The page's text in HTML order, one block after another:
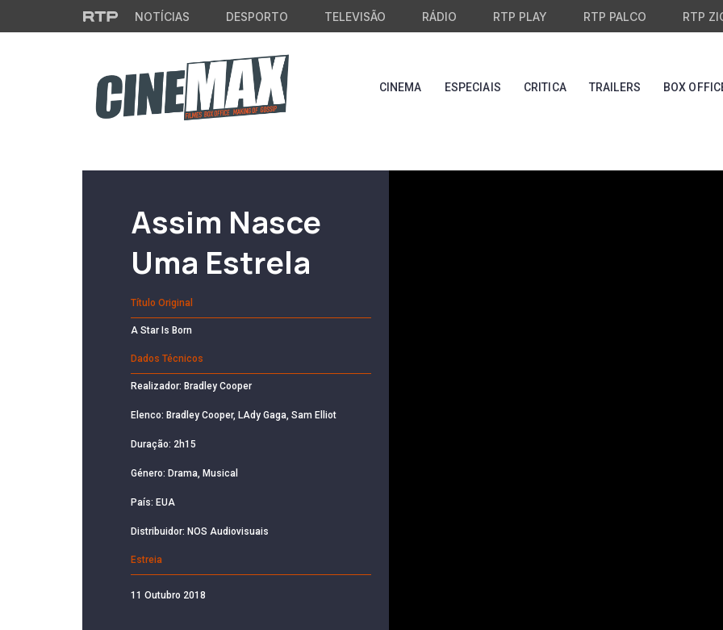
Saltar para o conteúdo principal
NOTÍCIAS DESPORTO TELEVISÃO RÁDIO RTP PLAY RTP PALCO RTP
CINEMA ESPECIAIS CRITICA TRAILERS BOX
Assim Nasce
Uma Estrela
Título Original
A Star Is Born
Dados Técnicos
Realizador: Bradley Cooper
Elenco: Bradley Cooper, LAdy Gaga, Sam Elliot
Duração: 2h15
Género: Drama, Musical
País: EUA
Distribuidor: NOS Audiovisuais
Estreia
11 Outubro 2018